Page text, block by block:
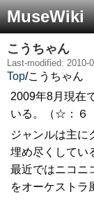
MuseWiki
こうちゃん
Last-modified: 2010-
Top/こうちゃん
2009年8月現在
いる。（☆：６
ジャンルは主に
埋め尽くしてい
最近ではニコニ
をオーケストラ